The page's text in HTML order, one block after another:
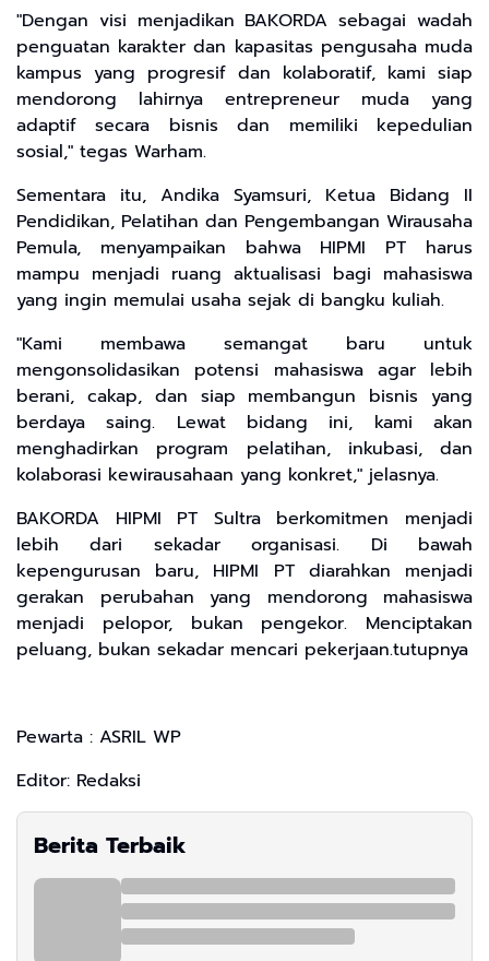
"Dengan visi menjadikan BAKORDA sebagai wadah
penguatan karakter dan kapasitas pengusaha muda
kampus yang progresif dan kolaboratif, kami siap
mendorong lahirnya entrepreneur muda yang
adaptif secara bisnis dan memiliki kepedulian
sosial," tegas Warham.
Sementara itu, Andika Syamsuri, Ketua Bidang II
Pendidikan, Pelatihan dan Pengembangan Wirausaha
Pemula, menyampaikan bahwa HIPMI PT harus
mampu menjadi ruang aktualisasi bagi mahasiswa
yang ingin memulai usaha sejak di bangku kuliah.
"Kami membawa semangat baru untuk
mengonsolidasikan potensi mahasiswa agar lebih
berani, cakap, dan siap membangun bisnis yang
berdaya saing. Lewat bidang ini, kami akan
menghadirkan program pelatihan, inkubasi, dan
kolaborasi kewirausahaan yang konkret," jelasnya.
BAKORDA HIPMI PT Sultra berkomitmen menjadi
lebih dari sekadar organisasi. Di bawah
kepengurusan baru, HIPMI PT diarahkan menjadi
gerakan perubahan yang mendorong mahasiswa
menjadi pelopor, bukan pengekor. Menciptakan
peluang, bukan sekadar mencari pekerjaan.tutupnya
Pewarta : ASRIL WP
Editor: Redaksi
Berita Terbaik